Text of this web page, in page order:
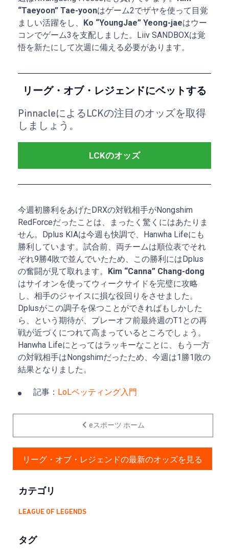
“Taeyoon” Tae-yoonはゲーム2でザヤを使って目覚
ましい活躍をし、 Ko “YoungJae” Yeong-jaeはウー
コンでゲーム3を支配しました。Liiv SANDBOXは覚
悟を新たにして次週に備える必要があります。
リーグ・オブ・レジェンドにベットする
PinnacleによるLCKの注目のオッズを取得
しましょう。
LCKのオッズ
今週初勝利をあげたDRXの対戦相手がNongshim
RedForceだったことは、まったく驚くにはあたりま
せん。Dplus KIAは今週も快調で、Hanwha Lifeにも
勝利しています。試合前、両チームは順位表でそれ
ぞれ9勝4敗で並んでいたため、この勝利にはDplus
の奮闘が見て取れます。 Kim “Canna” Chang-dong
はサイオンを使ってウィークサイドを完璧に攻略
し、相手のジャイスに損な役回りをさせました。
Dplusがこの調子を保つことができればもしかした
ら、という期待が、プレーオフ前最終週のT1との再
戦が近づくにつれて高まっているところでしょう。
Hanwha Lifeにとってはラッキーなことに、もう一方
の対戦相手はNongshimだったため、今週は1勝1敗の
結果となりました。
記事： LoLベッティング入門
eスポーツ ホーム
リーグ・オブ・レジェンドの最新のオッズを見る
カテゴリ
LEAGUE OF LEGENDS
タグ